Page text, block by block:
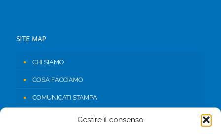
Gestire il consenso
SITE MAP
CHI SIAMO
COSA FACCIAMO
COMUNICATI STAMPA